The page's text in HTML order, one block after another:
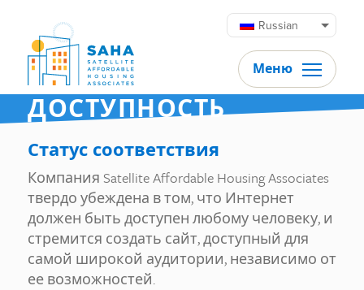
Russian
Меню
ДОСТУПНОСТЬ
Статус соответствия
Компания Satellite Affordable Housing Associates
твердо убеждена в том, что Интернет
должен быть доступен любому человеку, и
стремится создать сайт, доступный для
самой широкой аудитории, независимо от
ее возможностей.